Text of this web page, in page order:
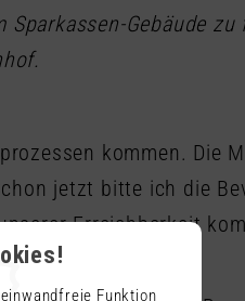
Funktion
Gebäude
kommen. Die
jetzt bitte ich die
Erreichbarkeit